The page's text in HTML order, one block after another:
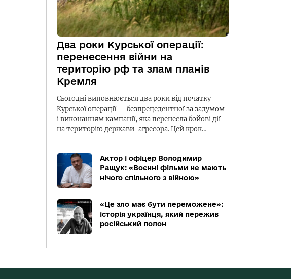
Два роки Курської операції:
перенесення війни на
територію рф та злам планів
Кремля
Сьогодні виповнюється два роки від початку
Курської операції — безпрецедентної за задумом
і виконанням кампанії, яка перенесла бойові дії
на територію держави-агресора. Цей крок…
Актор і офіцер Володимир
Ращук: «Воєнні фільми не мають
нічого спільного з війною»
«Це зло має бути переможене»:
історія українця, який пережив
російський полон